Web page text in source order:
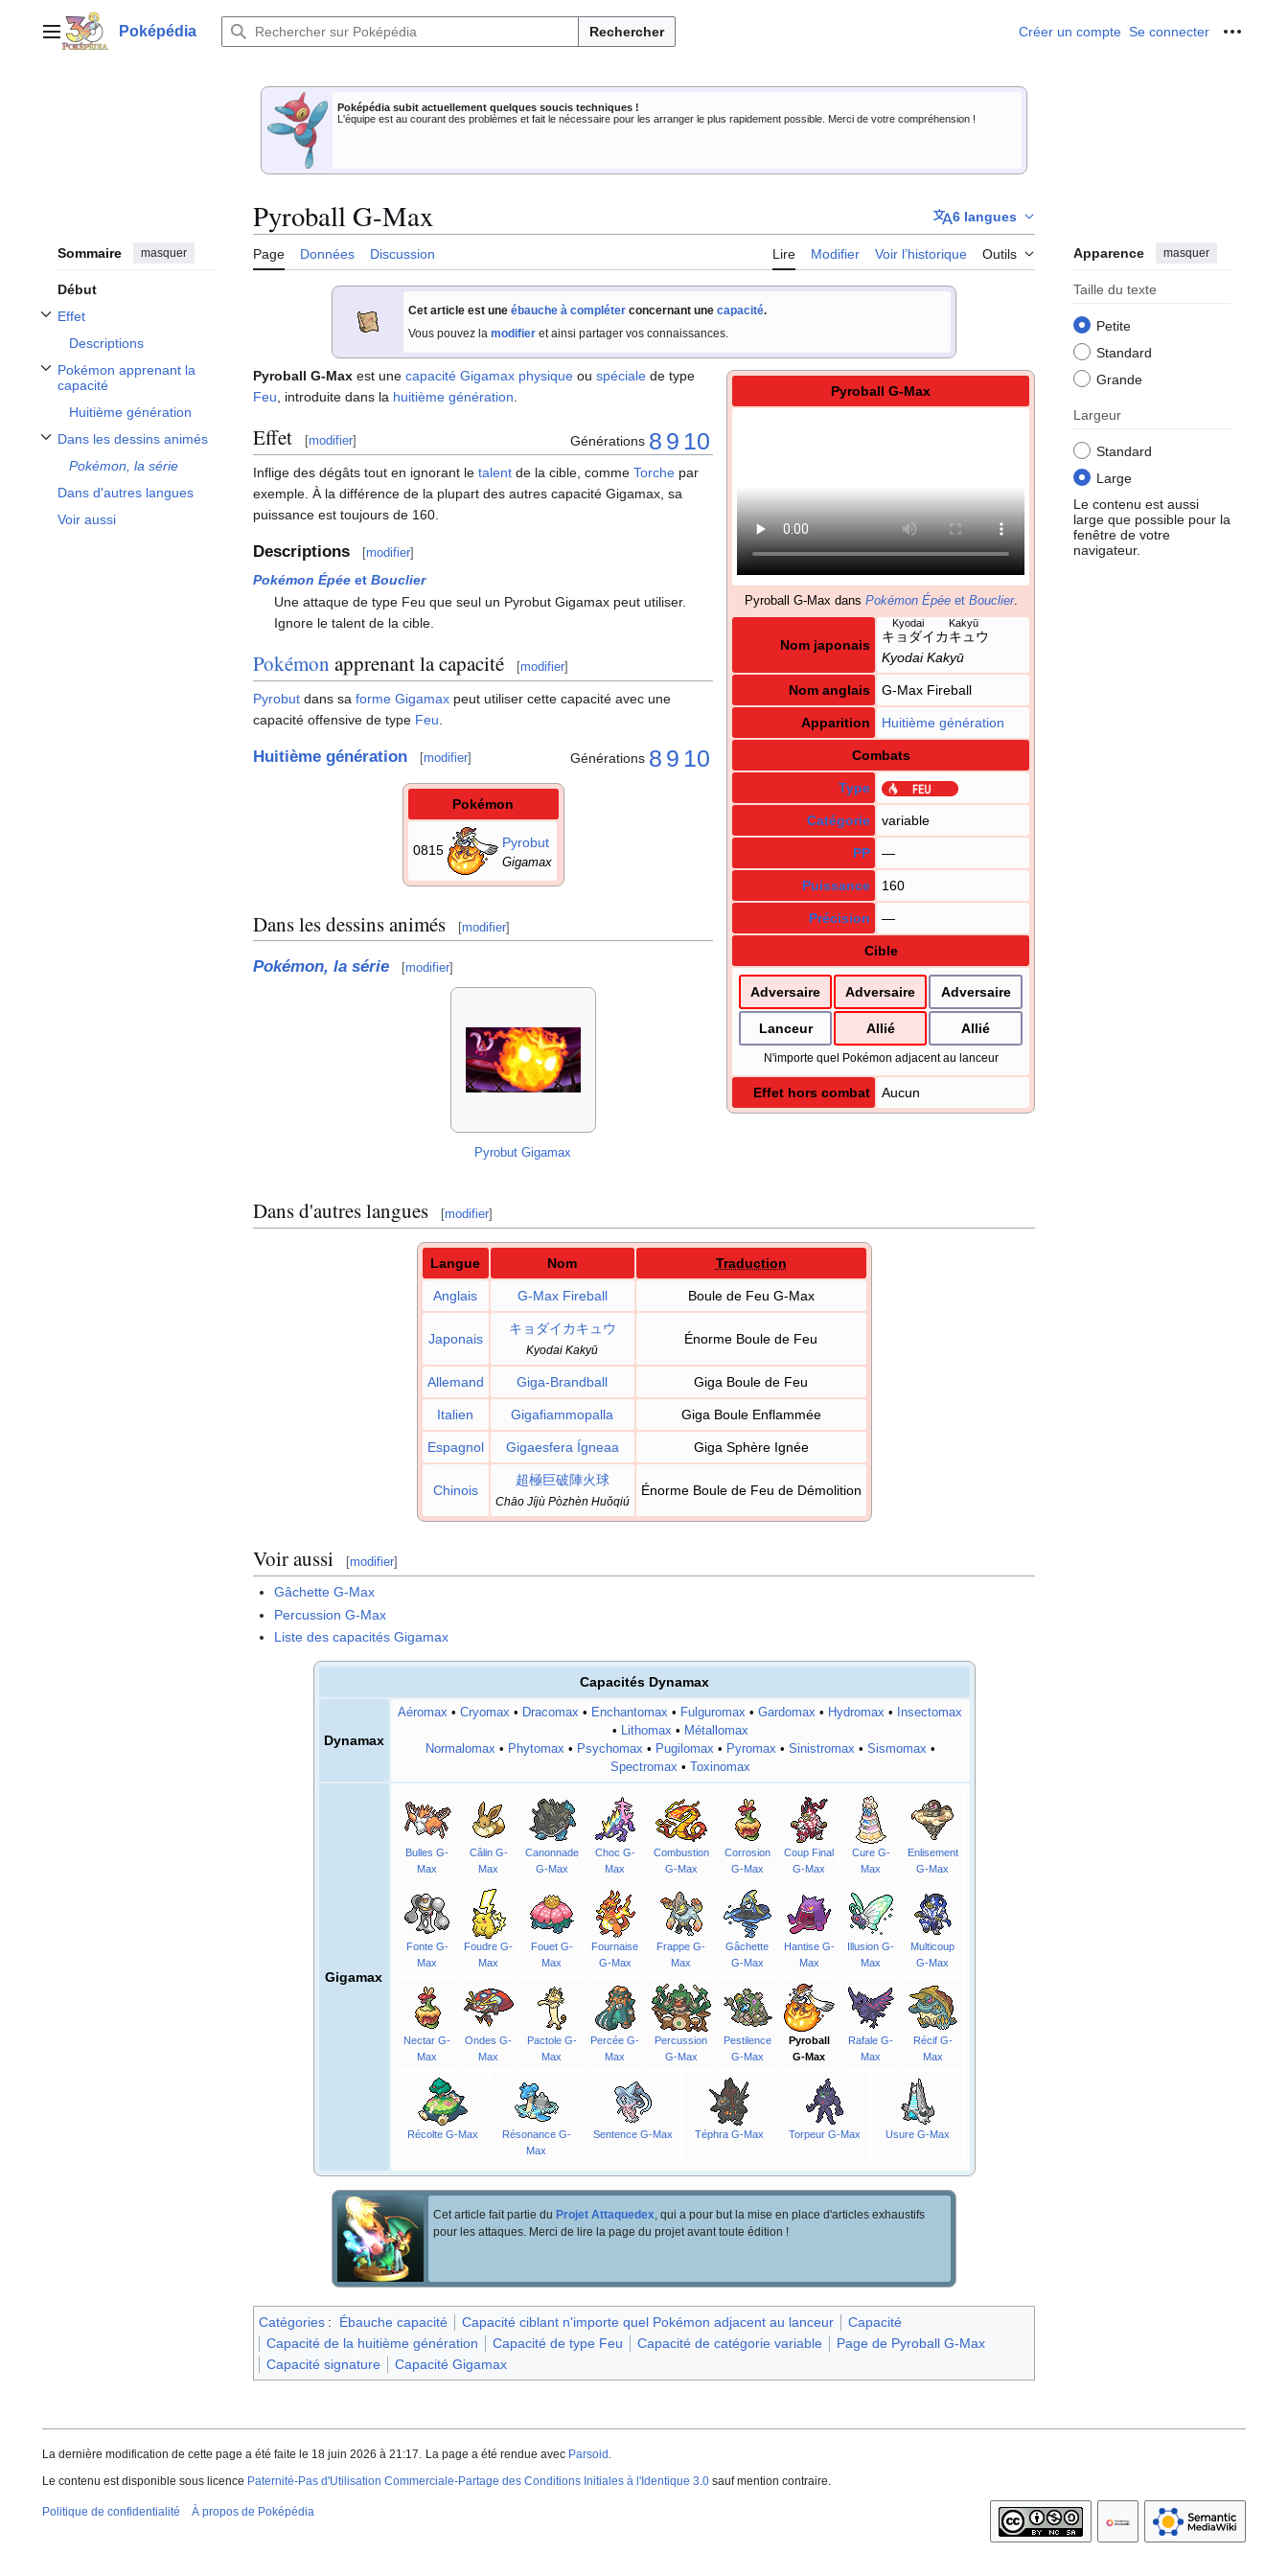
contenuMenu principalPoképédia Rechercher Créer un compte Se connecter Outils
Poképédia subit actuellement quelques soucis techniques !
L'équipe est au courant des problèmes et fait le nécessaire pour les arranger le plus rapidement possible. Merci de votre compréhension !
Sommaire masquer
Début
Effet
Afficher / masquer la sous-section Effet
Descriptions
Pokémon apprenant la
capacité
Afficher / masquer la sous-section Pokémon apprenant la capacité
Huitième génération
Dans les dessins animés
Afficher / masquer la sous-section Dans les dessins animés
Pokémon, la série
Dans d'autres langues
Voir aussi
Pyroball G-Max 6 langues
Page Données Discussion Lire Modifier Voir l’historique Outils Apparence masquer
Taille du texte
Petite
Standard
Grande
Largeur
Standard
Large
Le contenu est aussi
large que possible pour la
fenêtre de votre
navigateur.
Cet article est une ébauche à compléterconcernant une capacité.
Vous pouvez la modifieret ainsi partager vos connaissances.
Pyroball G-Max
Pyroball G-Max dans Pokémon Épéeet Bouclier.
Nom japonais
キョダイカキュウ
Kyodai Kakyū
Kyodai Kakyū
Nom anglais G-Max Fireball
Apparition Huitième génération
Combats
Type
Catégorie variable
PP —
Puissance 160
Précision —
Cible
Adversaire Adversaire Adversaire
Lanceur Allié Allié
N'importe quel Pokémon adjacent au lanceur
Effet hors combat Aucun
Pyroball G-Max est une capacité Gigamax physique ou spéciale de type
Feu , introduite dans la huitième génération
Effet [modifier] Générations 8 9 10
Inflige des dégâts tout en ignorant le talent de la cible, comme Torche par
exemple. À la différence de la plupart des autres capacité Gigamax, sa
puissance est toujours de 160.
Descriptions [modifier]
Pokémon Épée et Bouclier
Une attaque de type Feu que seul un Pyrobut Gigamax peut utiliser.
Ignore le talent de la cible.
Pokémon apprenant la capacité [modifier]
Pyrobut dans sa forme Gigamax peut utiliser cette capacité avec une
capacité offensive de type Feu
Générations 8 9 10
Huitième génération [modifier]
Pokémon
0815 Pyrobut
Gigamax
Dans les dessins animés [modifier]
Pokémon, la série [modifier]
Pyrobut Gigamax
Dans d'autres langues [modifier]
Langue Nom Traduction
Anglais G-Max Fireball Boule de Feu G-Max
Japonais
キョダイカキュウ
Kyodai Kakyū
Énorme Boule de Feu
Allemand Giga-Brandball Giga Boule de Feu
Italien Gigafiammopalla Giga Boule Enflammée
Espagnol Gigaesfera Ígneaa Giga Sphère Ignée
Chinois
超極巨破陣火球
Chāo Jíjù Pòzhèn Huǒqiú
Énorme Boule de Feu de Démolition
Voir aussi [modifier]
Gâchette G-Max
Percussion G-Max
Liste des capacités Gigamax
Capacités Dynamax
Dynamax
Aéromax • Cryomax • Dracomax • Enchantomax • Fulguromax • Gardomax • Hydromax •
Insectomax
• Lithomax • Métallomax
Normalomax • Phytomax • Psychomax • Pugilomax • Pyromax • Sinistromax • Sismomax •
Spectromax • Toxinomax
Gigamax
Bulles G-
Max
Câlin G-
Max
Canonnade
G-Max
Choc G-
Max
Combustion
G-Max
Corrosion
G-Max
Coup Final
G-Max
Cure G-
Max
Enlisement
G-Max
Fonte G-
Max
Foudre G-
Max
Fouet G-
Max
Fournaise
G-Max
Frappe G-
Max
Gâchette
G-Max
Hantise G-
Max
Illusion G-
Max
Multicoup
G-Max
Nectar G-
Max
Ondes G-
Max
Pactole G-
Max
Percée G-
Max
Percussion
G-Max
Pestilence
G-Max
Pyroball
G-Max
Rafale G-
Max
Récif G-
Max
Récolte G-Max
Résonance G-
Max
Sentence G-Max Téphra G-Max Torpeur G-Max Usure G-Max
Cet article fait partie du Projet Attaquedex, qui a pour but la mise en place d'articles exhaustifs
pour les attaques. Merci de lire la page du projet avant toute édition !
Catégories : Ébauche capacité Capacité ciblant n'importe quel Pokémon adjacent au lanceur
Capacité
Capacité de la huitième génération
Capacité de type Feu Capacité de catégorie variable
Page de Pyroball G-Max
Capacité signature
Capacité Gigamax
La dernière modification de cette page a été faite le 18 juin 2026 à 21:17. La page a été rendue avec Parsoid .
Le contenu est disponible sous licence Paternité-Pas d'Utilisation Commerciale-Partage des Conditions Initiales à l'Identique 3.0 sauf mention contraire.
Politique de confidentialité À propos de Poképédia